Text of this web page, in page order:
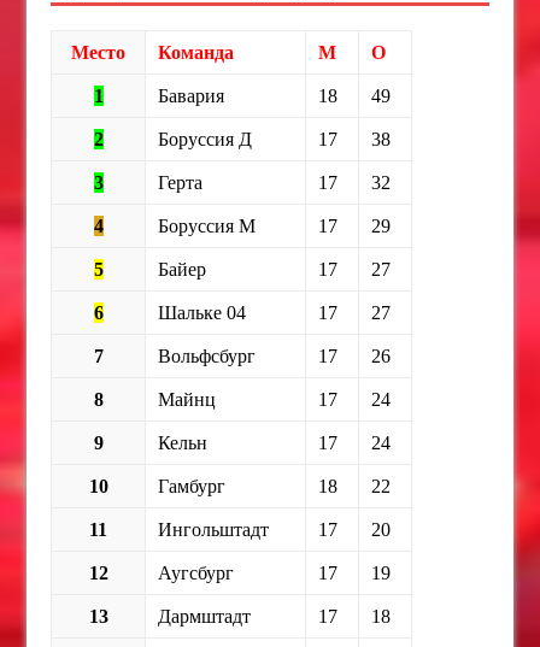
Место Команда М О
1 Бавария 18 49
2 Боруссия Д 17 38
3 Герта 17 32
4 Боруссия М 17 29
5 Байер 17 27
6 Шальке 04 17 27
7 Вольфсбург 17 26
8 Майнц 17 24
9 Кельн 17 24
10 Гамбург 18 22
11 Ингольштадт 17 20
12 Аугсбург 17 19
13 Дармштадт 17 18